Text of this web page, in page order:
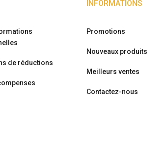
de réductions
INFORMATIONS
Promotions
Nouveaux produits
Meilleurs ventes
Contactez-nous